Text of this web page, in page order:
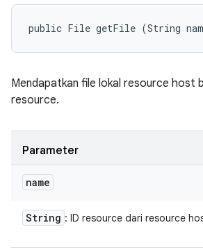
public File getFile (String
Mendapatkan file lokal resource host
resource.
Parameter
name
String : ID resource dari resource